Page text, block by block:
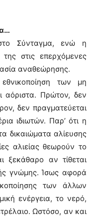
Σύνταγμα, ενώ η
στις επερχόμενες
αναθεώρησης.
των μη
αόριστα. Πρώτον, δεν
δεν πραγματεύεται
ιδιωτών. Παρ’ ότι η
δικαιώματα αλίευσης
αλιείας θεωρούν το
ξεκάθαρο αν τίθεται
γνώμης. Ίσως αφορά
των άλλων
ενέργεια, το νερό,
Ωστόσο, αν και